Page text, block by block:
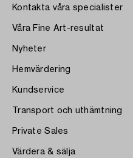
Kontakta våra specialister
Våra Fine Art-resultat
Nyheter
Hemvärdering
Kundservice
Transport och uthämtning
Private Sales
Värdera & sälja